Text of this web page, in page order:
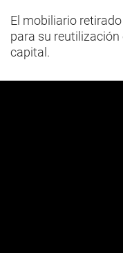
El mobiliario
para su
capital.